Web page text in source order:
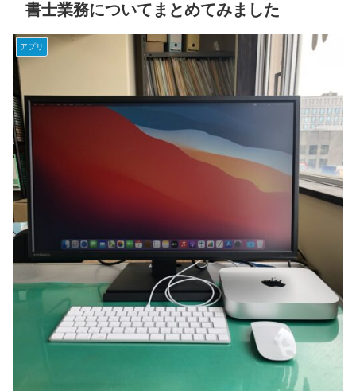
書士業務についてまとめてみました
アプリ